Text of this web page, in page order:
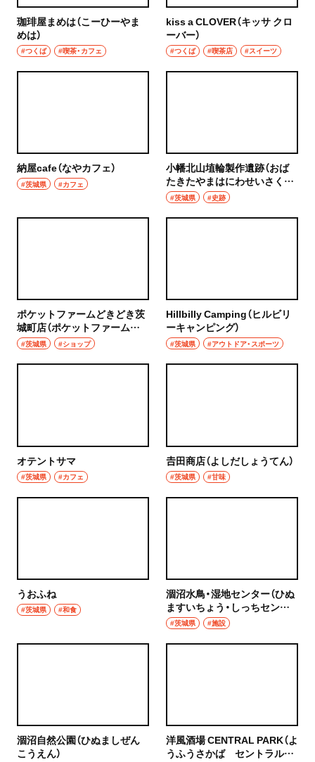
草加
越谷
春日部
大宮
入間
狭山
川越・朝霞・ふじみ野・志木
秩父
上尾・久喜・熊谷
千葉・船橋・津田沼
習志野
市川・本八幡
野菜料理
海鮮
居酒屋・バー
居酒屋
バー
立ち飲み
せんべろ
地酒
ウイスキー
和食・郷土料理
和食
珈琲屋まめは（こーひーやま
めは）
#つくば #喫茶・カフェ
kiss a CLOVER（キッサ クロ
ーバー）
#つくば #喫茶店 #スイーツ
納屋cafe（なやカフェ）
#茨城県 #カフェ
小幡北山埴輪製作遺跡（おば
たきたやまはにわせいさくい
せき）
#茨城県 #史跡
ポケットファームどきどき茨
城町店（ポケットファームど
きどきいばらきまちてん）
#茨城県 #ショップ
Hillbilly Camping（ヒルビリ
ーキャンピング）
#茨城県 #アウトドア・スポーツ
オテントサマ
#茨城県 #カフェ
𠮷田商店（よしだしょうてん）
#茨城県 #甘味
うおふね
#茨城県 #和食
涸沼水鳥・湿地センター（ひぬ
ますいちょう・しっちセンタ
ー）
#茨城県 #施設
涸沼自然公園（ひぬましぜん
こうえん）
洋風酒場 CENTRAL PARK（よ
うふうさかば セントラルパ